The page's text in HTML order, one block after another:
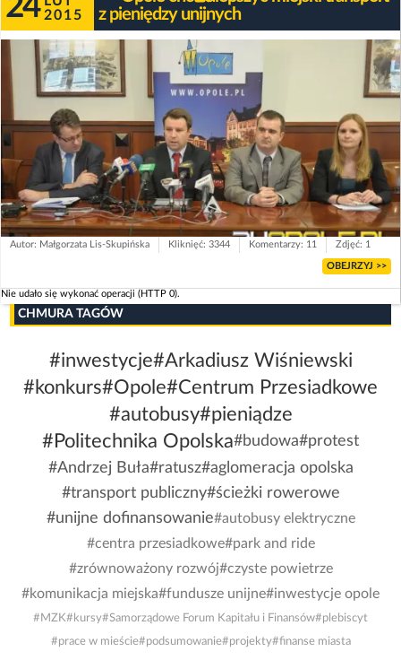
24 2015
z pieniędzy unijnych
Autor: Małgorzata Lis-Skupińska Kliknięć: 3344 Komentarzy: 11 Zdjęć: 1
OBEJRZYJ >>
Nie udało się wykonać operacji (HTTP 0).
CHMURA TAGÓW
#inwestycje#Arkadiusz Wiśniewski
#konkurs#Opole#Centrum Przesiadkowe
#autobusy#pieniądze
#Politechnika Opolska#budowa#protest
#Andrzej Buła#ratusz#aglomeracja opolska
#transport publiczny#ścieżki rowerowe
#unijne dofinansowanie#autobusy elektryczne
#centra przesiadkowe#park and ride
#zrównoważony rozwój#czyste powietrze
#komunikacja miejska#fundusze unijne#inwestycje opole
#MZK#kursy#Samorządowe Forum Kapitału i Finansów#plebiscyt
#prace w mieście#podsumowanie#projekty#finanse miasta